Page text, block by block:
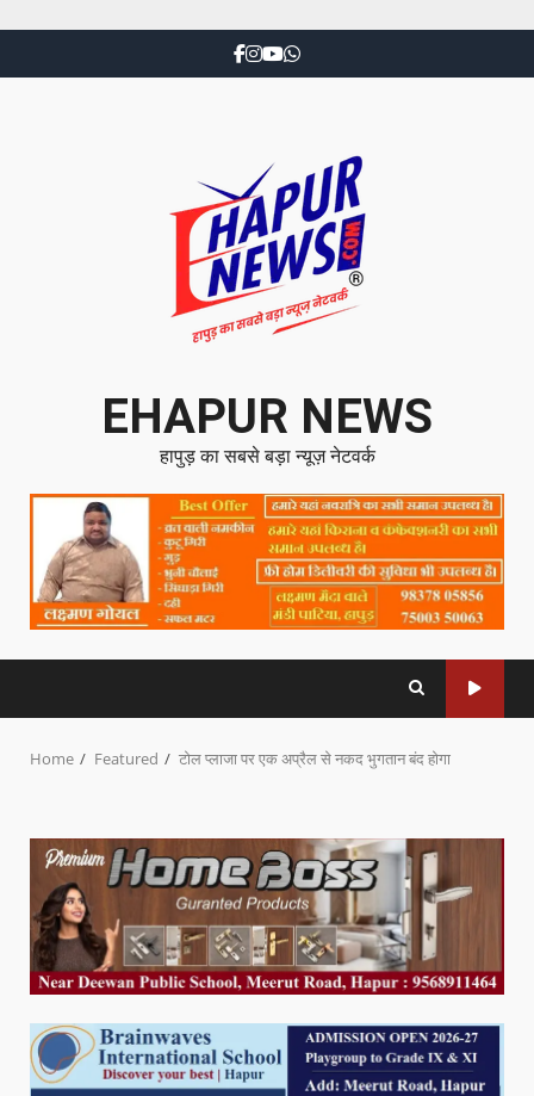
EHAPUR NEWS
हापुड़ का सबसे बड़ा न्यूज़ नेटवर्क
Home Featured टोल प्लाजा पर एक अप्रैल से नकद भुगतान बंद होगा